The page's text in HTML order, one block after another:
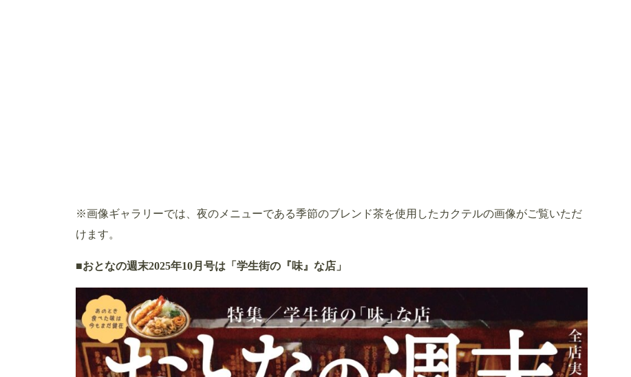
※画像ギャラリーでは、夜のメニューである季節のブレンド茶を使用したカクテルの画像がご覧いただ
けます。
■おとなの週末2025年10月号は「学生街の『味』な店」